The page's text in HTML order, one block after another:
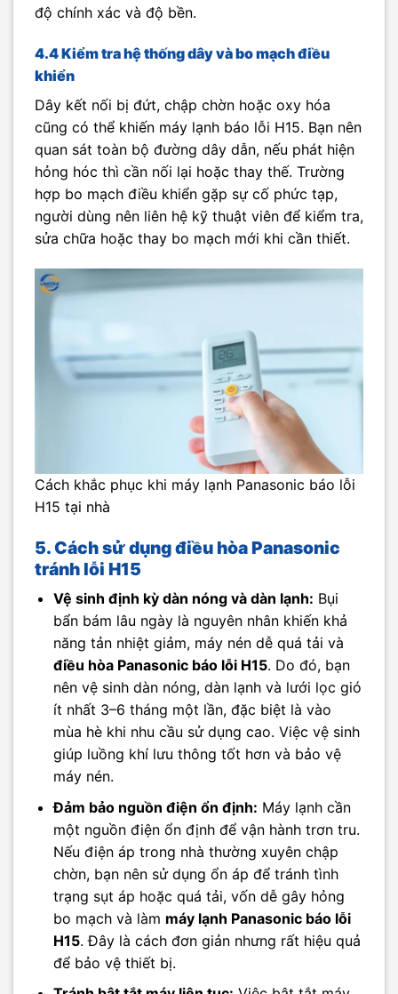
độ chính xác và độ bền.
4.4 Kiểm tra hệ thống dây và bo mạch điều
khiển
Dây kết nối bị đứt, chập chờn hoặc oxy hóa
cũng có thể khiến máy lạnh báo lỗi H15. Bạn nên
quan sát toàn bộ đường dây dẫn, nếu phát hiện
hỏng hóc thì cần nối lại hoặc thay thế. Trường
hợp bo mạch điều khiển gặp sự cố phức tạp,
người dùng nên liên hệ kỹ thuật viên để kiểm tra,
sửa chữa hoặc thay bo mạch mới khi cần thiết.
Cách khắc phục khi máy lạnh Panasonic báo lỗi
H15 tại nhà
5. Cách sử dụng điều hòa Panasonic
tránh lỗi H15
Vệ sinh định kỳ dàn nóng và dàn lạnh: Bụi
bẩn bám lâu ngày là nguyên nhân khiến khả
năng tản nhiệt giảm, máy nén dễ quá tải và
điều hòa Panasonic báo lỗi H15. Do đó, bạn
nên vệ sinh dàn nóng, dàn lạnh và lưới lọc gió
ít nhất 3–6 tháng một lần, đặc biệt là vào
mùa hè khi nhu cầu sử dụng cao. Việc vệ sinh
giúp luồng khí lưu thông tốt hơn và bảo vệ
máy nén.
Đảm bảo nguồn điện ổn định: Máy lạnh cần
một nguồn điện ổn định để vận hành trơn tru.
Nếu điện áp trong nhà thường xuyên chập
chờn, bạn nên sử dụng ổn áp để tránh tình
trạng sụt áp hoặc quá tải, vốn dễ gây hỏng
bo mạch và làm máy lạnh Panasonic báo lỗi
H15. Đây là cách đơn giản nhưng rất hiệu quả
để bảo vệ thiết bị.